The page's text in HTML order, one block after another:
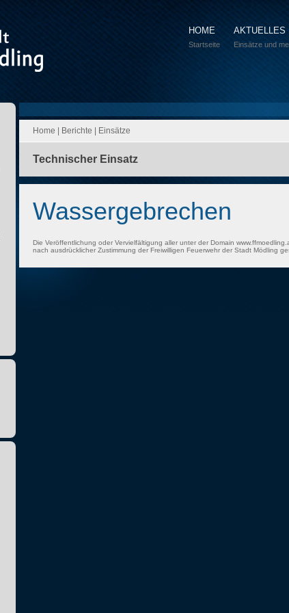
HOME
Startseite
AKTUELLES
Einsätze und
Home Berichte Einsätze
Technischer Einsatz
Wassergebrechen
Die Veröffentlichung oder Vervielfältigung aller unter der Domain
nach ausdrücklicher Zustimmung der Freiwilligen Feuerwehr der Stadt Mödling